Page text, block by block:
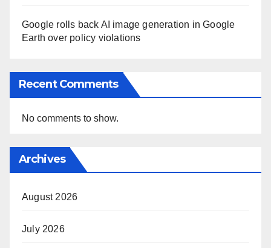
Google rolls back AI image generation in Google
Earth over policy violations
Recent Comments
No comments to show.
Archives
August 2026
July 2026